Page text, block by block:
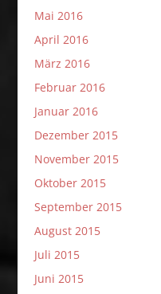
Mai 2016
April 2016
März 2016
Februar 2016
Januar 2016
Dezember 2015
November 2015
Oktober 2015
September 2015
August 2015
Juli 2015
Juni 2015